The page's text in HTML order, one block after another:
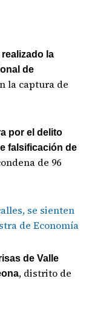
la
de
la captura de
por el delito
falsificación de
de 96
se sienten
de Economía
de Valle
, distrito de